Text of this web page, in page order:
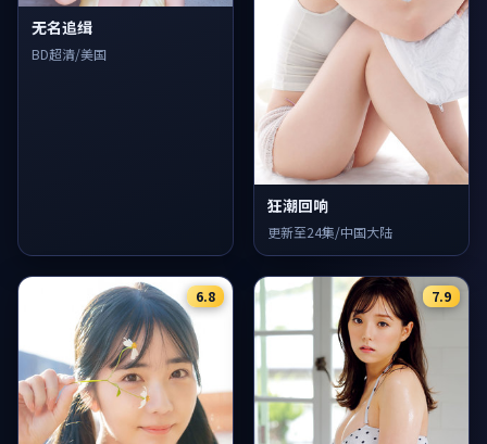
无名追缉
BD超清/美国
狂潮回响
更新至24集/中国大陆
6.8 7.9